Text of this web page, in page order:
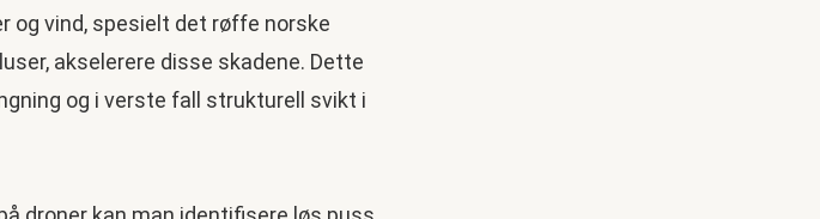
og vind, spesielt det røffe norske
akselerere disse skadene. Dette
og i verste fall strukturell svikt i